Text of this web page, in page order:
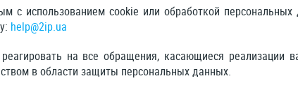
с использованием cookie или обработкой
help@2ip.ua
на все обращения, касающиеся реализации
в области защиты персональных данных.